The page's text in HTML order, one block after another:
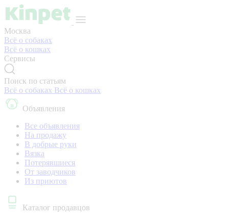
Москва
Всё о собаках
Всё о кошках
Сервисы
Поиск по статьям
Всё о собаках Всё о кошках
Объявления
Все объявления
На продажу
В добрые руки
Вязка
Потерявшиеся
От заводчиков
Из приютов
Каталог продавцов